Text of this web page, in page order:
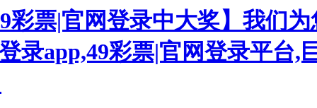
彩票|官网登录中大奖】我们
录app,49彩票|官网登录平台,